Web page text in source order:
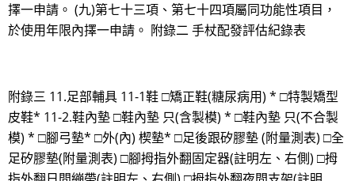
擇一申請。 (九)第七十三項、第七十四項屬同功能性項目，
於使用年限內擇一申請。 附錄二 手杖配發評估紀錄表
附錄三 11.足部輔具 11-1鞋 □矯正鞋(糖尿病用) * □特製矯型
皮鞋* 11-2.鞋內墊 □鞋內墊 只(含製模) * □鞋內墊 只(不合製
模) * □腳弓墊* □外(內) 楔墊* □足後跟矽膠墊 (附量測表) □全
足矽膠墊(附量測表) □腳拇指外翻固定器(註明左、右側) □拇